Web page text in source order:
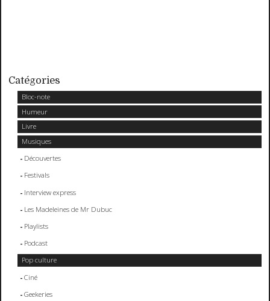
Catégories
Bloc-note
Humeur
Livre
Musiques
Découvertes
Festivals
Interview express
Les Madeleines de Mr Dubuc
Playlists
Podcast
Pop culture
Ciné
Geekeries